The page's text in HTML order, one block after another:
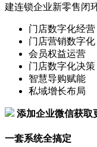
建连锁企业新零售闭
门店数字化经营
门店营销数字化
会员权益运营
门店数字化决策
智慧导购赋能
私域增长布局
添加企业微信获取
一套系统全搞定